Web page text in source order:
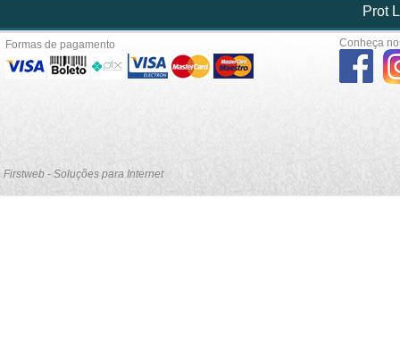
Prot
Formas de pagamento Conheça
Firstweb - Soluções para Internet